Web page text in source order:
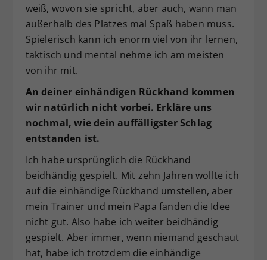
weiß, wovon sie spricht, aber auch, wann man
außerhalb des Platzes mal Spaß haben muss.
Spielerisch kann ich enorm viel von ihr lernen,
taktisch und mental nehme ich am meisten
von ihr mit.
An deiner einhändigen Rückhand kommen
wir natürlich nicht vorbei. Erkläre uns
nochmal, wie dein auffälligster Schlag
entstanden ist.
Ich habe ursprünglich die Rückhand
beidhändig gespielt. Mit zehn Jahren wollte ich
auf die einhändige Rückhand umstellen, aber
mein Trainer und mein Papa fanden die Idee
nicht gut. Also habe ich weiter beidhändig
gespielt. Aber immer, wenn niemand geschaut
hat, habe ich trotzdem die einhändige